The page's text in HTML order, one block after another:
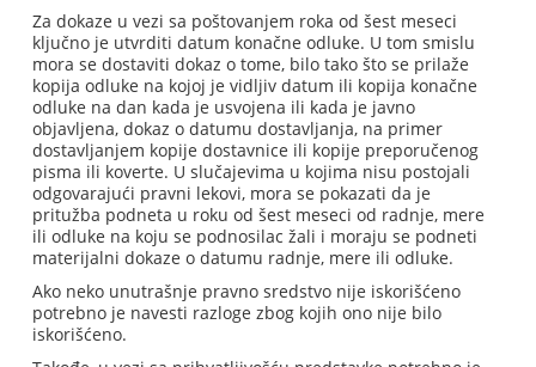
Za dokaze u vezi sa poštovanjem roka od šest meseci
ključno je utvrditi datum konačne odluke. U tom smislu
mora se dostaviti dokaz o tome, bilo tako što se prilaže
kopija odluke na kojoj je vidljiv datum ili kopija konačne
odluke na dan kada je usvojena ili kada je javno
objavljena, dokaz o datumu dostavljanja, na primer
dostavljanjem kopije dostavnice ili kopije preporučenog
pisma ili koverte. U slučajevima u kojima nisu postojali
odgovarajući pravni lekovi, mora se pokazati da je
pritužba podneta u roku od šest meseci od radnje, mere
ili odluke na koju se podnosilac žali i moraju se podneti
materijalni dokaze o datumu radnje, mere ili odluke.
Ako neko unutrašnje pravno sredstvo nije iskorišćeno
potrebno je navesti razloge zbog kojih ono nije bilo
iskorišćeno.